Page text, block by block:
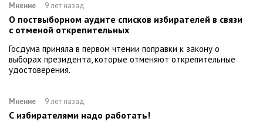
Мнение 9 лет назад
О поствыборном аудите списков избирателей в связи
с отменой открепительных
Госдума приняла в первом чтении поправки к закону о
выборах президента, которые отменяют открепительные
удостоверения.
Мнение 9 лет назад
С избирателями надо работать!